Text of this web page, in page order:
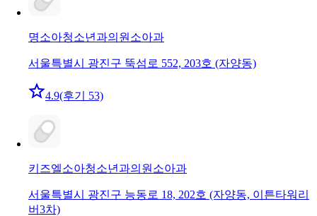
명소아청소년과의원 소아과
서울특별시 광진구 뚝섬로 552, 203호 (자양동)
4.9(후기 53)
키즈엘소아청소년과의원 소아과
서울특별시 광진구 능동로 18, 202호 (자양동, 이튼타워리
버3차)